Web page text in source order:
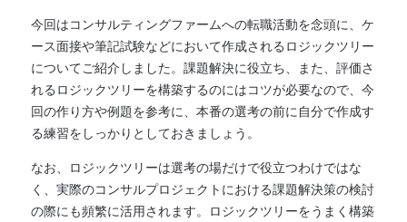
今回はコンサルティングファームへの転職活動を念頭に、ケ
ース面接や筆記試験などにおいて作成されるロジックツリー
についてご紹介しました。課題解決に役立ち、また、評価さ
れるロジックツリーを構築するのにはコツが必要なので、今
回の作り方や例題を参考に、本番の選考の前に自分で作成す
る練習をしっかりとしておきましょう。
なお、ロジックツリーは選考の場だけで役立つわけではな
く、実際のコンサルプロジェクトにおける課題解決策の検討
の際にも頻繁に活用されます。ロジックツリーをうまく構築